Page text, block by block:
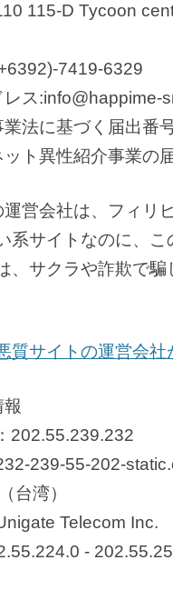
115-D Tycoon
7419-6329
レス:info@happime-
法に基づく届出番
ト異性紹介事業の
営会社は、フィリ
系サイトなのに、
、サクラや詐欺で
質サイトの運営会
202.55.239.232
239-55-202-
台湾）
Telecom Inc.
-